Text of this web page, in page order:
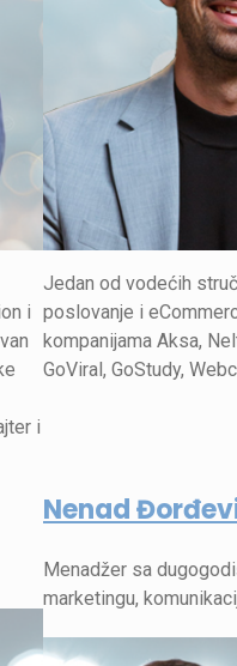
i
i
Jedan od vodećih
poslovanje i
kompanijama Aksa,
GoViral, GoStudy,
Nenad
Menadžer sa
marketingu,